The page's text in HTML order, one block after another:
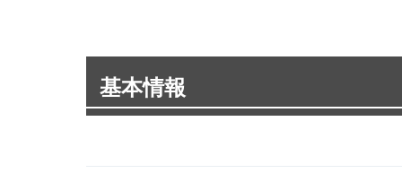
基本情報